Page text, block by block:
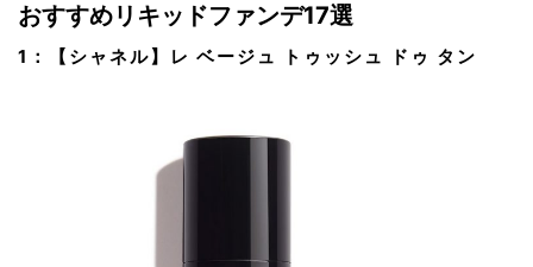
おすすめリキッドファンデ17選
1：【シャネル】レ ベージュ トゥッシュ ドゥ タン